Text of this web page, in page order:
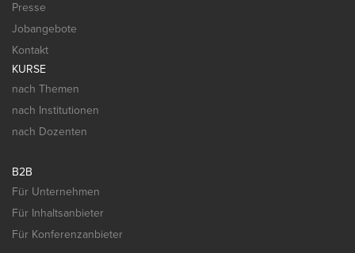
Presse
Jobangebote
Kontakt
KURSE
nach Themen
nach Institutionen
nach Dozenten
B2B
Für Unternehmen
Für Inhaltsanbieter
Für Konferenzanbieter